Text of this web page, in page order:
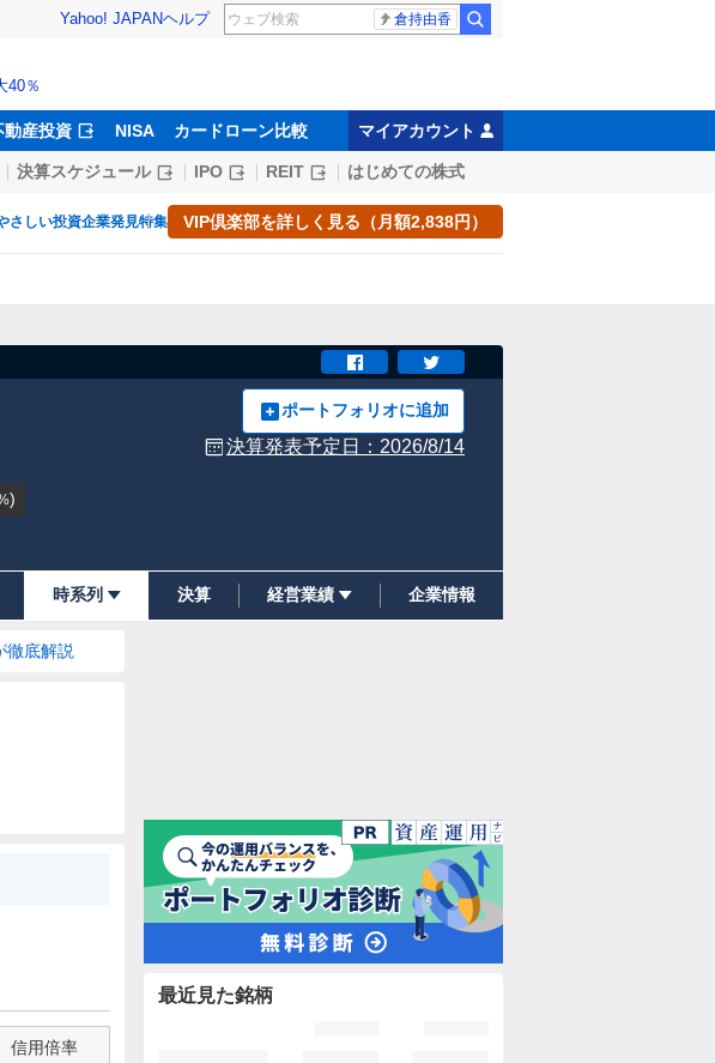
Yahoo! JAPANヘルプ 倉持由香
40％
動産投資 NISA カードローン比較 マイアカウント
決算スケジュール IPO REIT はじめての株式
さしい投資企業発見特集 VIP倶楽部を詳しく見る（月額2,838円）
ポートフォリオに追加
決算発表予定日： 2026/8/14
)
時系列 決算 経営業績 企業情報
徹底解説
信用倍率
最近見た銘柄